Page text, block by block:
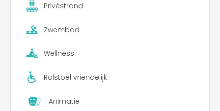
Privéstrand
Zwembad
Wellness
Rolstoel vriendelijk
Animatie